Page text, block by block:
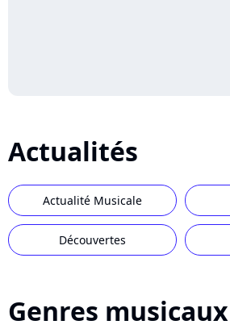
Actualités
Actualité Musicale
Découvertes
Genres musicaux